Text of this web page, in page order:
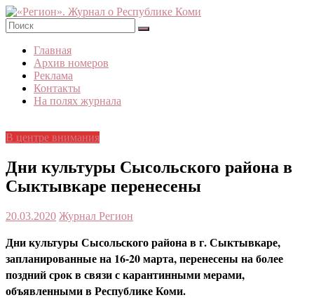
Skip
to
content
«Регион».
Журнал
Республике
Коми
Главная
Архив номеров
Реклама
Контакты
На полях журнала
В центре внимания
Дни культуры Сысольского района в
Сыктывкаре перенесены
20.03.2020 Журнал Регион
Дни культуры Сысольского района в г. Сыктывкаре,
запланированные на 16-20 марта, перенесены на более
поздний срок в связи с карантинными мерами,
объявленными в Республике Коми.